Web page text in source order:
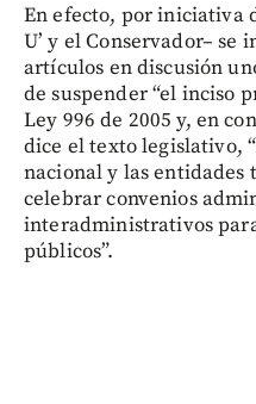
En efecto, por iniciativa
U’ y el Conservador– se
artículos en discusión
de suspender “el inciso
Ley 996 de 2005 y, en
dice el texto legislativo,
nacional y las
celebrar convenios
interadministrativos
públicos”.